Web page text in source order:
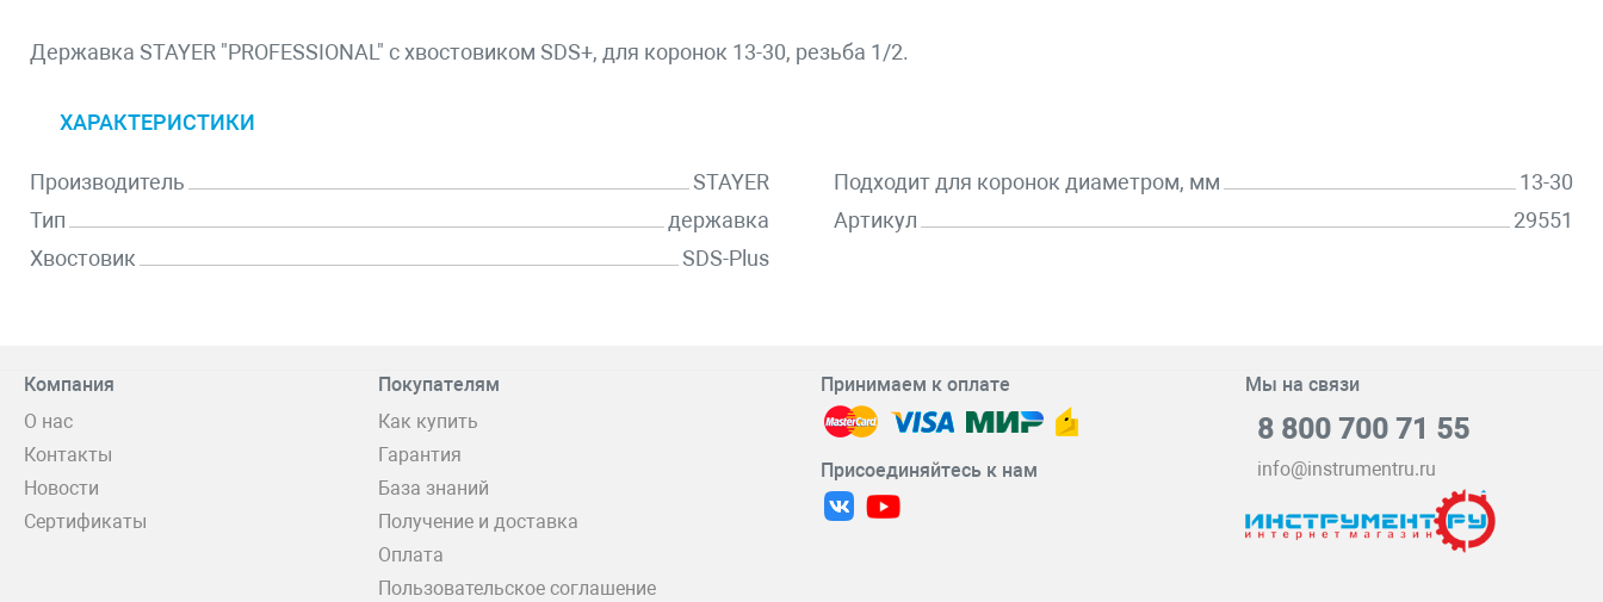
Державка STAYER "PROFESSIONAL" с хвостовиком SDS+, для коронок 13-30, резьба 1/2.
ХАРАКТЕРИСТИКИ
Производитель
STAYER
Тип
державка
Хвостовик
SDS-Plus
Подходит для коронок диаметром, мм
13-30
Артикул
29551
Компания
О нас
Контакты
Новости
Сертификаты
Покупателям
Как купить
Гарантия
База знаний
Получение и доставка
Оплата
Пользовательское соглашение
Принимаем к оплате
Присоединяйтесь к нам
Мы на связи
8 800 700 71 55
info@instrumentru.ru